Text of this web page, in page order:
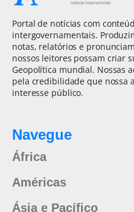
Portal de notícias com
intergovernamentais.
notas, relatórios e
nossos leitores possam criar
Geopolítica mundial. Nossas
pela credibilidade que nossa
interesse público.
Navegue
África
Américas
Ásia e Pacífico